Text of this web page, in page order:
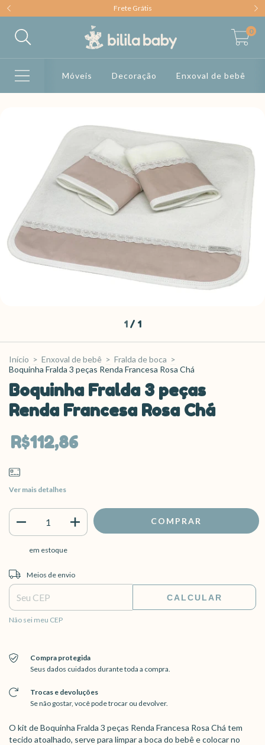
Frete Grátis
0
Móveis Decoração Enxoval de bebê
1 / 1
Início > Enxoval de bebê > Fralda de boca >
Boquinha Fralda 3 peças Renda Francesa Rosa Chá
Boquinha Fralda 3 peças
Renda Francesa Rosa Chá
R$112,86
Ver mais detalhes
em estoque
Entregas para o CEP:
Meios de envio
CALCULAR
Não sei meu CEP
Compra protegida
Seus dados cuidados durante toda a compra.
Trocas e devoluções
Se não gostar, você pode trocar ou devolver.
O kit de Boquinha Fralda 3 peças Renda Francesa Rosa Chá tem
tecido atoalhado, serve para limpar a boca do bebê e colocar no